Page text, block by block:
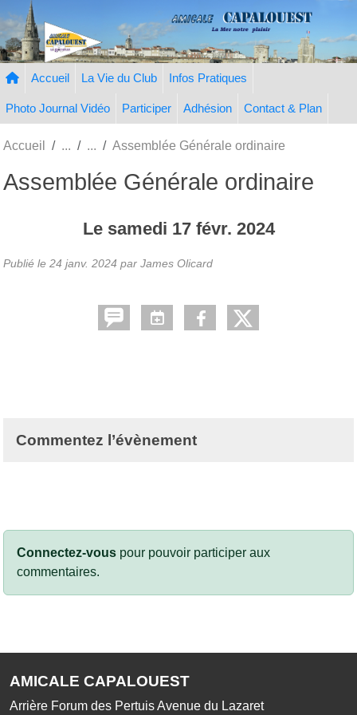
Accueil La Vie du Club Infos Pratiques
Photo Journal Vidéo Participer Adhésion Contact & Plan
Accueil Assemblée Générale ordinaire
Assemblée Générale ordinaire
Le samedi 17 févr. 2024
Publié le 24 janv. 2024 par James Olicard
Commentez l’évènement
Connectez-vous pour pouvoir participer aux
commentaires.
AMICALE CAPALOUEST
Arrière Forum des Pertuis Avenue du Lazaret
Panneau de gestion des cookies